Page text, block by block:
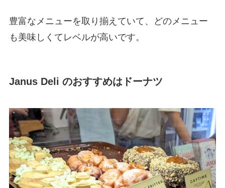
豊富なメニューを取り揃えていて、どのメニュー
も美味しくてレベルが高いです。
Janus Deli のおすすめはドーナツ